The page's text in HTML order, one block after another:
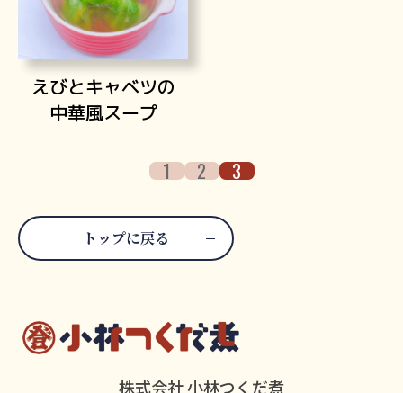
えびとキャベツの
中華風スープ
1 2 3
トップに戻る
株式会社 小林つくだ煮